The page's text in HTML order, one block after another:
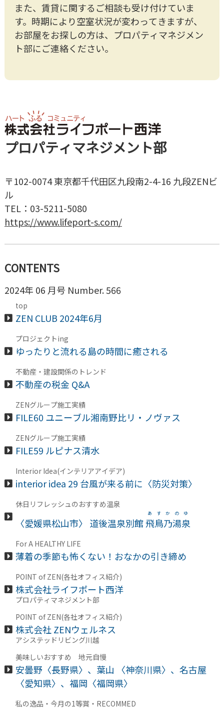
また、賃貸に関するご相談も受け付けていま
す。時期により空室状況が変わってきますが、
お部屋をお探しの方は、プロパティマネジメン
ト部にご連絡ください。
プロパティマネジメント部
〒102-0074 東京都千代田区九段南2-4-16 九段ZENビ
ル
TEL：03-5211-5080
https://www.lifeport-s.com/
CONTENTS
2024年 06 月号 Number. 566
top
ZEN CLUB 2024年6月
プロジェクトing
ゆったりと流れる島の時間に癒される
不動産・建設関係のトレンド
不動産の税金 Q&A
ZENグループ施工実績
FILE60 ユニーブル湘南野比リ・ノヴァス
ZENグループ施工実績
FILE59 ルピナス清水
Interior Idea(インテリアアイデア)
interior idea 29 台風が来る前に〈防災対策〉
休日リフレッシュのおすすめ温泉
〈愛媛県松山市〉 道後温泉別館飛鳥乃湯泉
あすかのゆ
For A HEALTHY LIFE
薄着の季節も怖くない！おなかの引き締め
POINT of ZEN(各社オフィス紹介)
株式会社ライフポート西洋
プロパティマネジメント部
POINT of ZEN(各社オフィス紹介)
株式会社 ZENウェルネス
アシステッドリビング川越
美味しいおすすめ 地元自慢
安曇野〈長野県〉、葉山 〈神奈川県〉、名古屋
〈愛知県〉、福岡〈福岡県〉
私の逸品・今月の1等賞・RECOMMED